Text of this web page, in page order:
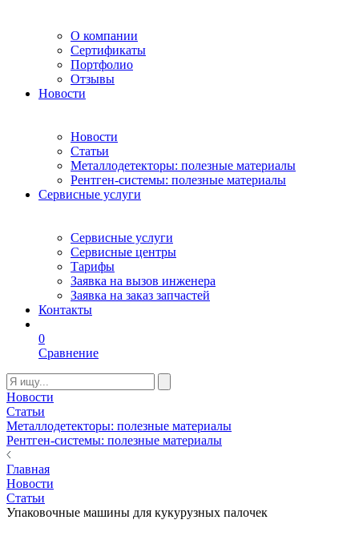
О компании
Сертификаты
Портфолио
Отзывы
Новости
Новости
Статьи
Металлодетекторы: полезные материалы
Рентген-системы: полезные материалы
Сервисные услуги
Сервисные услуги
Сервисные центры
Тарифы
Заявка на вызов инженера
Заявка на заказ запчастей
Контакты
0
Сравнение
Новости
Статьи
Металлодетекторы: полезные материалы
Рентген-системы: полезные материалы
Главная
Новости
Статьи
Упаковочные машины для кукурузных палочек